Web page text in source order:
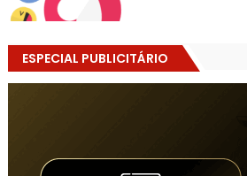
ESPECIAL PUBLICITÁRIO